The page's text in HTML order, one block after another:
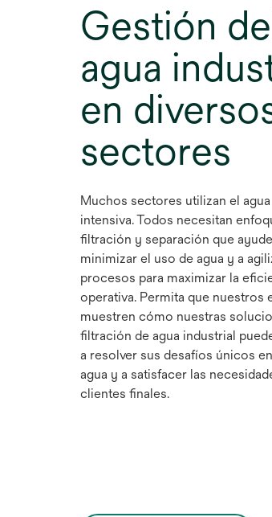
Gestión
agua
en
sectores
Muchos sectores utilizan el
intensiva. Todos necesitan
filtración y separación que
minimizar el uso de agua y a
procesos para maximizar la
operativa. Permita que nuestros
muestren cómo nuestras
filtración de agua industrial
a resolver sus desafíos únicos
agua y a satisfacer las
clientes finales.